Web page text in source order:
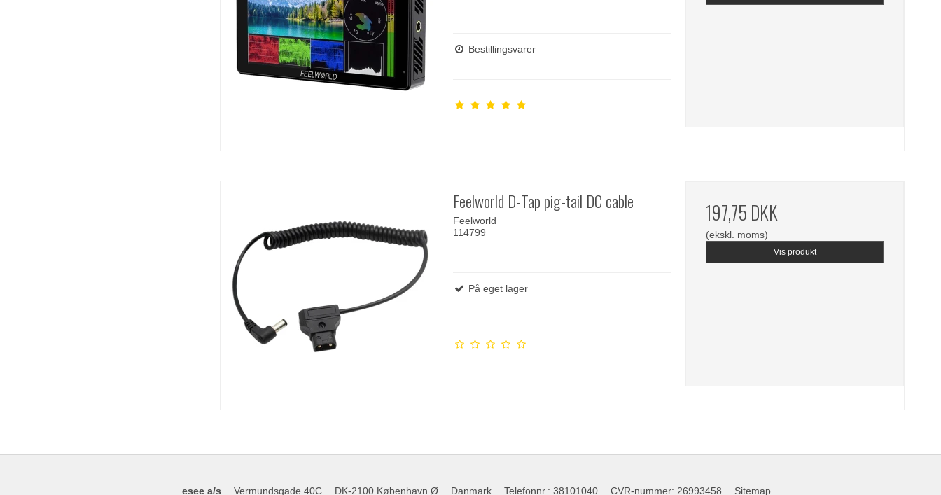
Bestillingsvarer
Feelworld D-Tap pig-tail DC cable
Feelworld
114799
På eget lager
197,75 DKK
(ekskl. moms)
Vis produkt
esee a/s Vermundsgade 40C DK-2100 København Ø Danmark Telefonnr. : 38101040 CVR-nummer: 26993458 Sitemap